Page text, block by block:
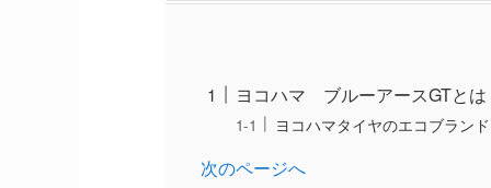
ヨコハマ ブルーアースGTとは
ヨコハマタイヤのエコブランド
次のページへ